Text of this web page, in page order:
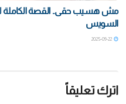
مش هسيب حقى.. القصة الكاملة
السويس
اترك تعليقاً